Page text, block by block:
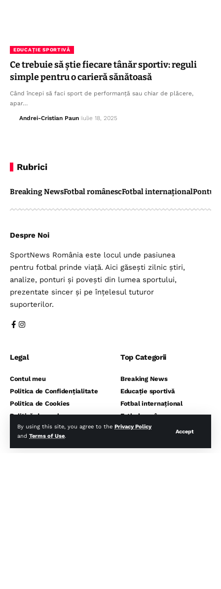
By using this site, you agree to the Privacy Policy
and Terms of Use.
Accept
EDUCAȚIE SPORTIVĂ
Ce trebuie să știe fiecare tânăr sportiv: reguli
simple pentru o carieră sănătoasă
Când începi să faci sport de performanță sau chiar de plăcere,
apar…
Andrei-Cristian Paun iulie 18, 2025
Rubrici
Breaking NewsFotbal românescFotbal internaționalPontul
Despre Noi
SportNews România este locul unde pasiunea
pentru fotbal prinde viață. Aici găsești zilnic știri,
analize, ponturi și povești din lumea sportului,
prezentate sincer și pe înțelesul tuturor
suporterilor.
Legal
Contul meu
Politica de Confidențialitate
Politica de Cookies
Politică de rambursare
Termeni și Condiții
Top Categorii
Breaking News
Educație sportivă
Fotbal internațional
Fotbal românesc
Pontul de vestiar